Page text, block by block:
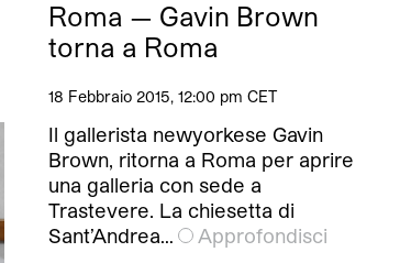
Roma — Gavin Brown
torna a Roma
18 Febbraio 2015, 12:00 pm CET
Il gallerista newyorkese Gavin
Brown, ritorna a Roma per aprire
una galleria con sede a
Trastevere. La chiesetta di
Sant’Andrea…
Approfondisci